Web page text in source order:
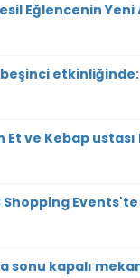
Eğlencenin Yeni
beşinci
Et ve Kebap
Shopping
sonu kapalı